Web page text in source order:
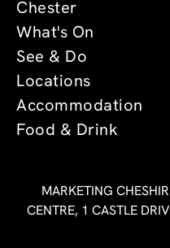
Chester
What's On
See & Do
Locations
Accommodation
Food & Drink
MARKETING
CENTRE, 1 CASTLE